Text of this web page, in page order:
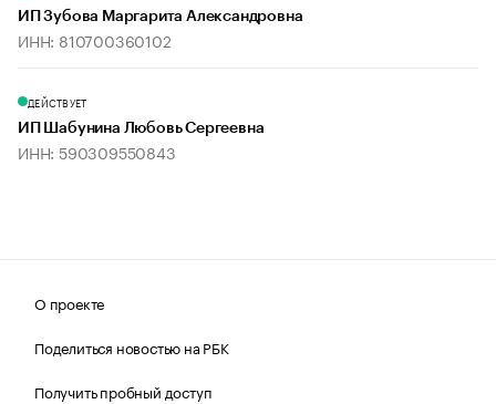
ИП Зубова Маргарита Александровна
ИНН: 810700360102
ДЕЙСТВУЕТ
ИП Шабунина Любовь Сергеевна
ИНН: 590309550843
О проекте
Поделиться новостью на РБК
Получить пробный доступ